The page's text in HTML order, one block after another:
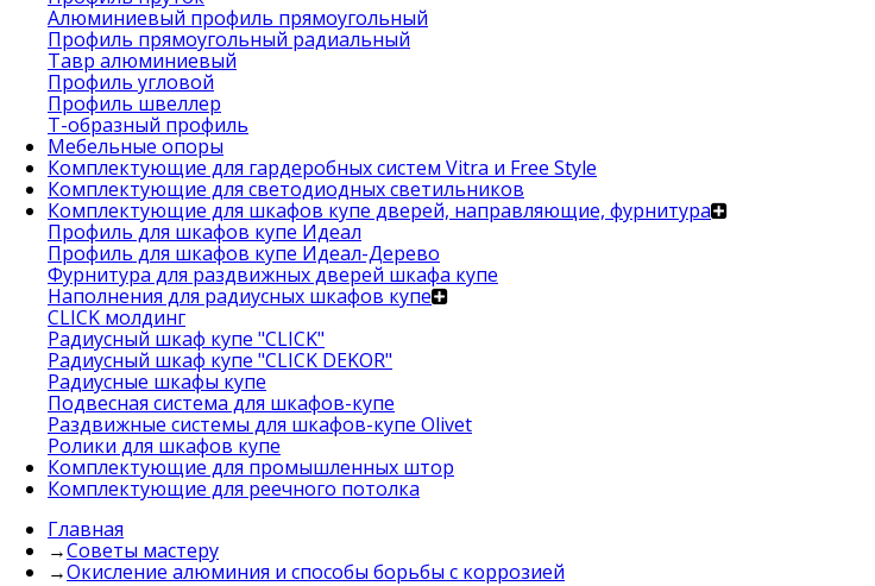
Алюминиевый профиль прямоугольный
Профиль прямоугольный радиальный
Тавр алюминиевый
Профиль угловой
Профиль швеллер
Т-образный профиль
Мебельные опоры
Комплектующие для гардеробных систем Vitra и Free Style
Комплектующие для светодиодных светильников
Комплектующие для шкафов купе дверей, направляющие, фурнитура
Профиль для шкафов купе Идеал
Профиль для шкафов купе Идеал-Дерево
Фурнитура для раздвижных дверей шкафа купе
Наполнения для радиусных шкафов купе
CLICK молдинг
Радиусный шкаф купе "CLICK"
Радиусный шкаф купе "CLICK DEKOR"
Радиусные шкафы купе
Подвесная система для шкафов-купе
Раздвижные системы для шкафов-купе Olivet
Ролики для шкафов купе
Комплектующие для промышленных штор
Комплектующие для реечного потолка
Главная
→Советы мастеру
→Окисление алюминия и способы борьбы с коррозией